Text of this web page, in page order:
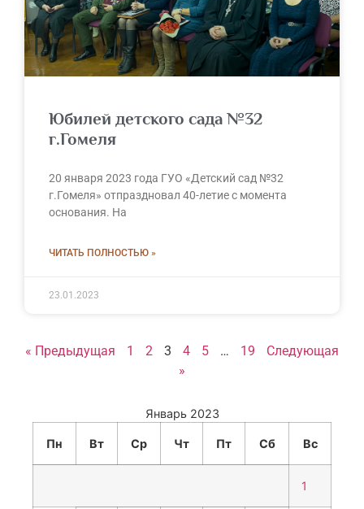
Юбилей детского сада №32
г.Гомеля
20 января 2023 года ГУО «Детский сад №32
г.Гомеля» отпраздновал 40-летие с момента
основания. На
ЧИТАТЬ ПОЛНОСТЬЮ »
23.01.2023
« Предыдущая 1 2 3 4 5 … 19
Следующая
»
Январь 2023
Пн Вт Ср Чт Пт Сб Вс
1